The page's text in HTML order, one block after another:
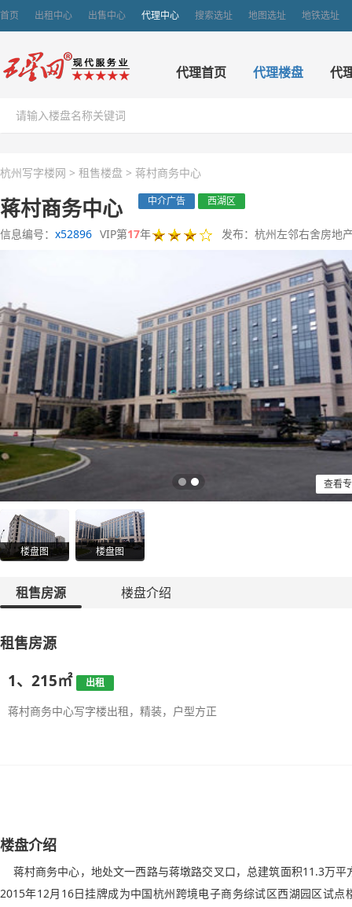
首页 出租中心 出售中心 代理中心 搜索选址 地图选址 地铁选址
代理首页 代理楼盘 代
杭州写字楼网 > 租售楼盘 > 蒋村商务中心
蒋村商务中心 中介广告 西湖区
信息编号： x52896 VIP第17年 发布：杭州左邻右舍房地
查看
楼盘图 楼盘图
租售房源 楼盘介绍
租售房源
1、215㎡ 出租
蒋村商务中心写字楼出租，精装，户型方正
楼盘介绍
蒋村商务中心，地处文一西路与蒋墩路交叉口，总建筑面积11.3万
2015年12月16日挂牌成为中国杭州跨境电子商务综试区西湖园区试